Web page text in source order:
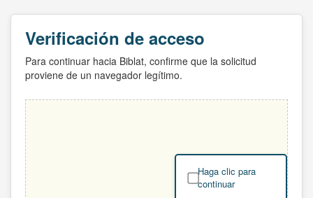
Verificación de acceso
Para continuar hacia Biblat, confirme que la solicitud
proviene de un navegador legítimo.
Haga clic para
continuar